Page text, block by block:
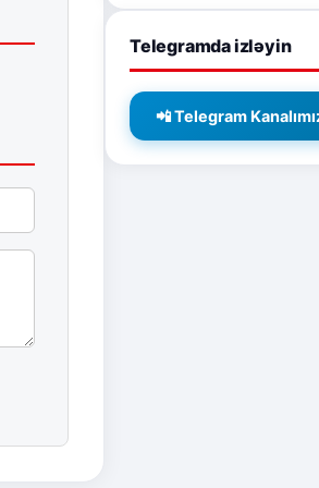
Telegramda izləyin
📲 Telegram